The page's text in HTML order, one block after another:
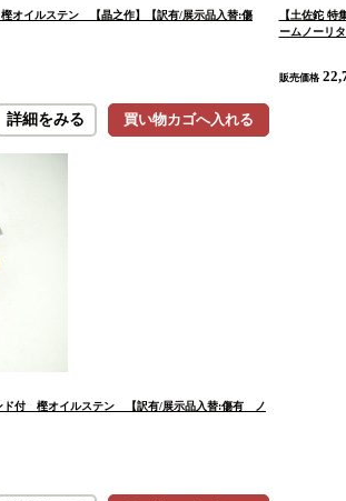
オイルステン 【晶之作】【訳有/展示品入替:傷
買い物カゴへ入れる
詳細をみる
【土佐鉈
ームノーリ
販売価格
ンド付 樫オイルステン 【訳有/展示品入替:傷有 ノ